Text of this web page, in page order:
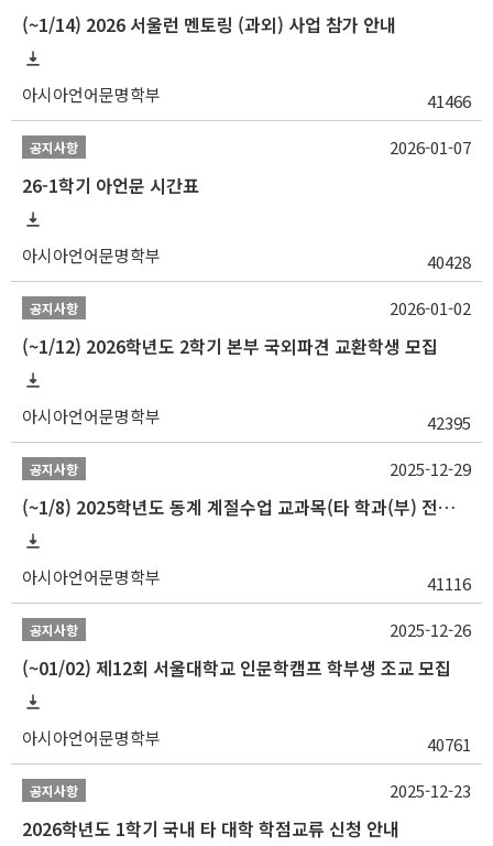
(~1/14) 2026 서울런 멘토링 (과외) 사업 참가 안내
아시아언어문명학부 41466
공지사항
26-1학기 아언문 시간표
아시아언어문명학부 40428
2026-01-07
공지사항
(~1/12) 2026학년도 2학기 본부 국외파견 교환학생 모집
아시아언어문명학부 42395
2026-01-02
공지사항
(~1/8) 2025학년도 동계 계절수업 교과목(타 학과(부) 전공 및 교양) 성적평가방법 선택제 신청 안내
아시아언어문명학부 41116
2025-12-29
공지사항
(~01/02) 제12회 서울대학교 인문학캠프 학부생 조교 모집
아시아언어문명학부 40761
2025-12-26
공지사항
2026학년도 1학기 국내 타 대학 학점교류 신청 안내
2025-12-23